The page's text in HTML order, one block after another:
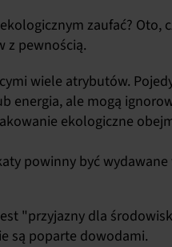
zaufać? Oto,
z pewnością.
wiele atrybutów.
energia, ale mogą
ekologiczne
powinny być
"przyjazny dla
są poparte dowodami.